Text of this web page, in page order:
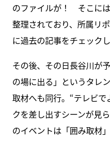
のファイルが！ そこに
整理されており、所属リ
に過去の記事をチェック
その後、その日長谷川が
の場に出る」というタレ
取材へも同行。“テレビ
クを差し出すシーンが見
のイベントは「囲み取材